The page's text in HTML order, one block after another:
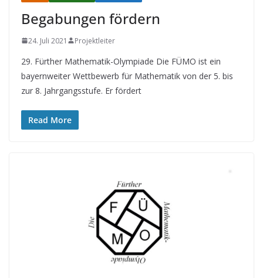
Begabungen fördern
24. Juli 2021 Projektleiter
29. Fürther Mathematik-Olympiade Die FÜMO ist ein
bayernweiter Wettbewerb für Mathematik von der 5. bis
zur 8. Jahrgangsstufe. Er fördert
Read More